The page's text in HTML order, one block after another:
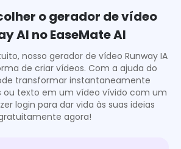
o gerador de vídeo
AI no EaseMate AI
nosso gerador de vídeo Runway IA
de criar vídeos. Com a ajuda do
transformar instantaneamente
ou texto em um vídeo vívido com um
login para dar vida às suas ideias
agora!